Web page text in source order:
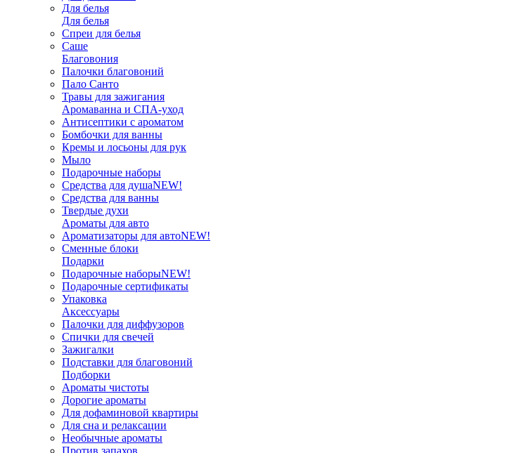
Для белья
Для белья
Спреи для белья
Саше
Благовония
Палочки благовоний
Пало Санто
Травы для зажигания
Аромаванна и СПА-уход
Антисептики с ароматом
Бомбочки для ванны
Кремы и лосьоны для рук
Мыло
Подарочные наборы
Средства для душаNEW!
Средства для ванны
Твердые духи
Ароматы для авто
Ароматизаторы для автоNEW!
Сменные блоки
Подарки
Подарочные наборыNEW!
Подарочные сертификаты
Упаковка
Аксессуары
Палочки для диффузоров
Спички для свечей
Зажигалки
Подставки для благовоний
Подборки
Ароматы чистоты
Дорогие ароматы
Для дофаминовой квартиры
Для сна и релаксации
Необычные ароматы
Против запахов